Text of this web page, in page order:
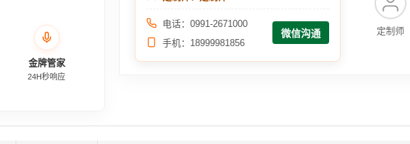
金牌管家
24H秒响应
电话：0991-2671000
手机：18999981856
微信沟通 定制师